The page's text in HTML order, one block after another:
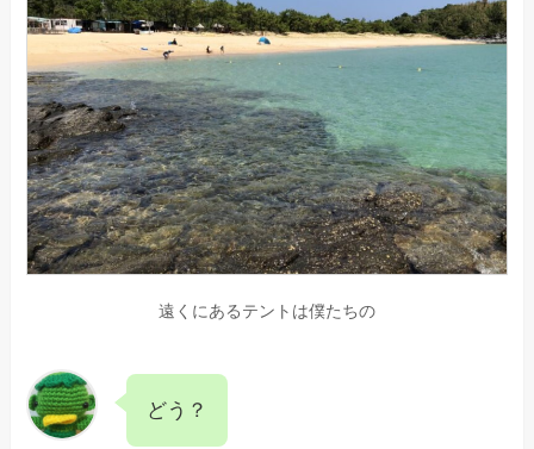
遠くにあるテントは僕たちの
どう？